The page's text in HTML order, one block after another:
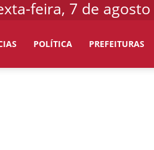
feira, 7 de
POLÍTICA PREFEITURAS